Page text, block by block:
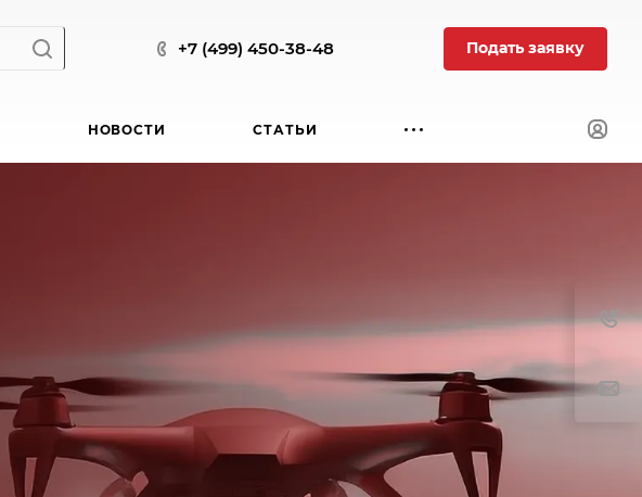
+7 (499) 450-38-48 Подать заявку
НОВОСТИ СТАТЬИ